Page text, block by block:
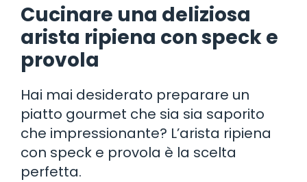
Cucinare una deliziosa
arista ripiena con speck e
provola
Hai mai desiderato preparare un
piatto gourmet che sia sia saporito
che impressionante? L’arista ripiena
con speck e provola è la scelta
perfetta.